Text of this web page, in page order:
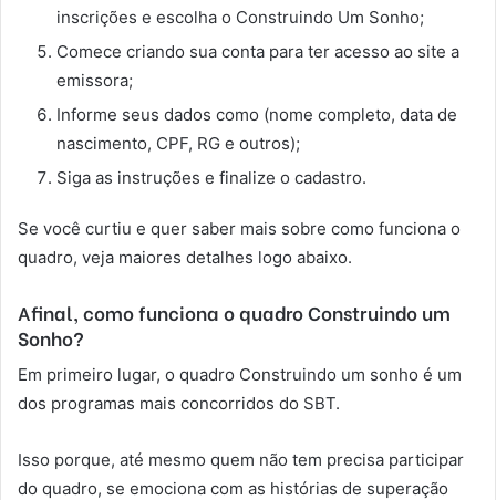
inscrições e escolha o Construindo Um Sonho;
Comece criando sua conta para ter acesso ao site a
emissora;
Informe seus dados como (nome completo, data de
nascimento, CPF, RG e outros);
Siga as instruções e finalize o cadastro.
Se você curtiu e quer saber mais sobre como funciona o
quadro, veja maiores detalhes logo abaixo.
Afinal, como funciona o quadro Construindo um
Sonho?
Em primeiro lugar, o quadro Construindo um sonho é um
dos programas mais concorridos do SBT.
Isso porque, até mesmo quem não tem precisa participar
do quadro, se emociona com as histórias de superação